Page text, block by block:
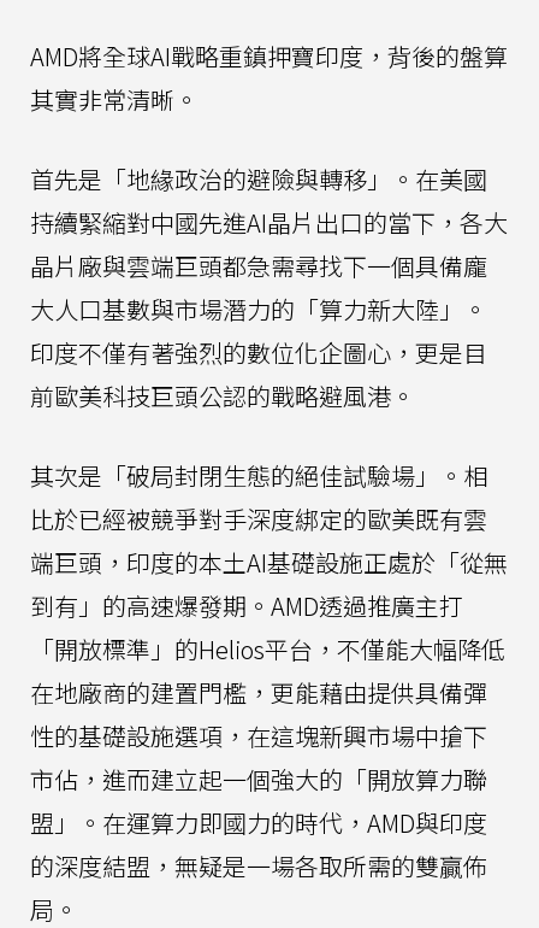
AMD將全球AI戰略重鎮押寶印度，背後的盤算
其實非常清晰。
首先是「地緣政治的避險與轉移」。在美國
持續緊縮對中國先進AI晶片出口的當下，各大
晶片廠與雲端巨頭都急需尋找下一個具備龐
大人口基數與市場潛力的「算力新大陸」。
印度不僅有著強烈的數位化企圖心，更是目
前歐美科技巨頭公認的戰略避風港。
其次是「破局封閉生態的絕佳試驗場」。相
比於已經被競爭對手深度綁定的歐美既有雲
端巨頭，印度的本土AI基礎設施正處於「從無
到有」的高速爆發期。AMD透過推廣主打
「開放標準」的Helios平台，不僅能大幅降低
在地廠商的建置門檻，更能藉由提供具備彈
性的基礎設施選項，在這塊新興市場中搶下
市佔，進而建立起一個強大的「開放算力聯
盟」。在運算力即國力的時代，AMD與印度
的深度結盟，無疑是一場各取所需的雙贏佈
局。